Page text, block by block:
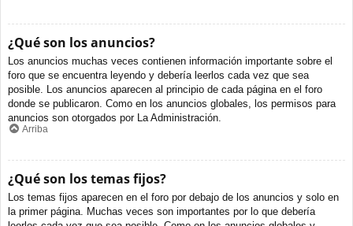
¿Qué son los anuncios?
Los anuncios muchas veces contienen información importante sobre el
foro que se encuentra leyendo y debería leerlos cada vez que sea
posible. Los anuncios aparecen al principio de cada página en el foro
donde se publicaron. Como en los anuncios globales, los permisos para
anuncios son otorgados por La Administración.
Arriba
¿Qué son los temas fijos?
Los temas fijos aparecen en el foro por debajo de los anuncios y solo en
la primer página. Muchas veces son importantes por lo que debería